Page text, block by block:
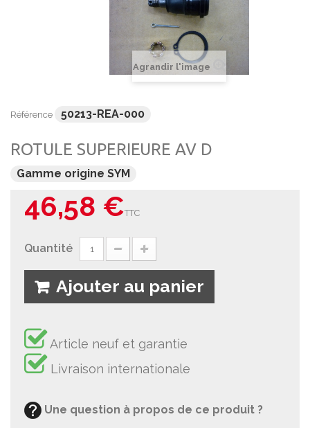
Agrandir l'image
Référence 50213-REA-000
ROTULE SUPERIEURE AV D
Gamme origine SYM
46,58 €TTC
Quantité
Ajouter au panier
Article neuf et garantie
Livraison internationale
Une question à propos de ce produit ?